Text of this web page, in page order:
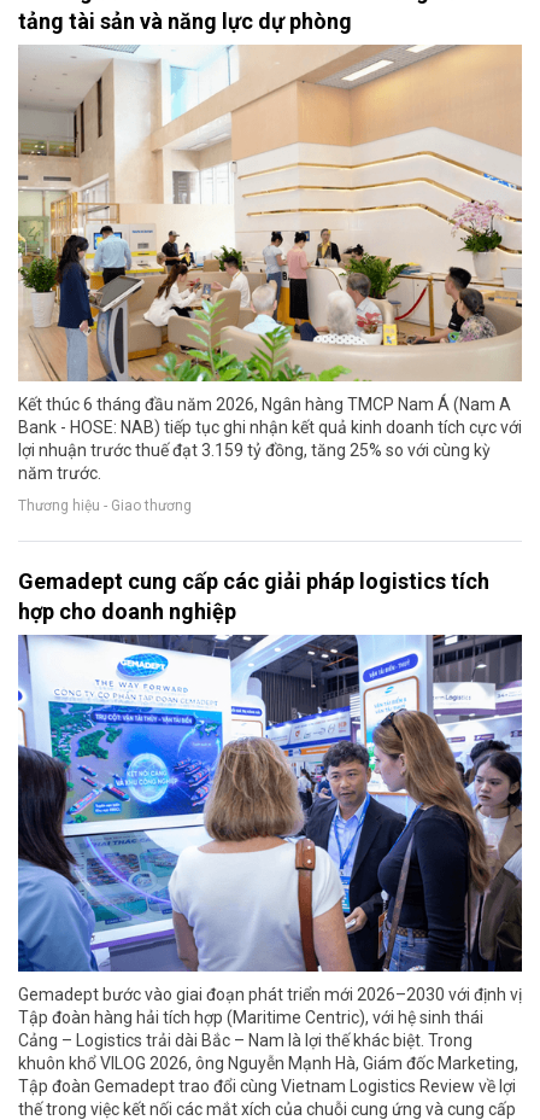
tảng tài sản và năng lực dự phòng
Kết thúc 6 tháng đầu năm 2026, Ngân hàng TMCP Nam Á (Nam A
Bank - HOSE: NAB) tiếp tục ghi nhận kết quả kinh doanh tích cực với
lợi nhuận trước thuế đạt 3.159 tỷ đồng, tăng 25% so với cùng kỳ
năm trước.
Thương hiệu - Giao thương
Gemadept cung cấp các giải pháp logistics tích
hợp cho doanh nghiệp
Gemadept bước vào giai đoạn phát triển mới 2026–2030 với định vị
Tập đoàn hàng hải tích hợp (Maritime Centric), với hệ sinh thái
Cảng – Logistics trải dài Bắc – Nam là lợi thế khác biệt. Trong
khuôn khổ VILOG 2026, ông Nguyễn Mạnh Hà, Giám đốc Marketing,
Tập đoàn Gemadept trao đổi cùng Vietnam Logistics Review về lợi
thế trong việc kết nối các mắt xích của chuỗi cung ứng và cung cấp